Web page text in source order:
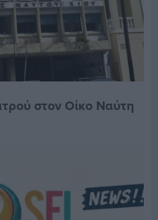
στον Οίκο Ναύτη